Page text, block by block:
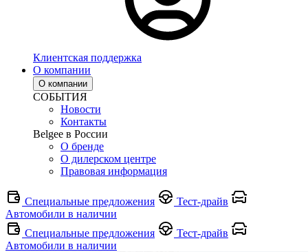
Клиентская поддержка
О компании
О компании
СОБЫТИЯ
Новости
Контакты
Belgee в России
О бренде
О дилерском центре
Правовая информация
Специальные предложения
Тест-драйв
Автомобили в наличии
Специальные предложения
Тест-драйв
Автомобили в наличии